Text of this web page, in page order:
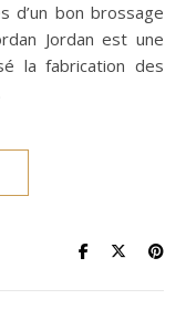
d’un bon brossage
Jordan est une
la fabrication des